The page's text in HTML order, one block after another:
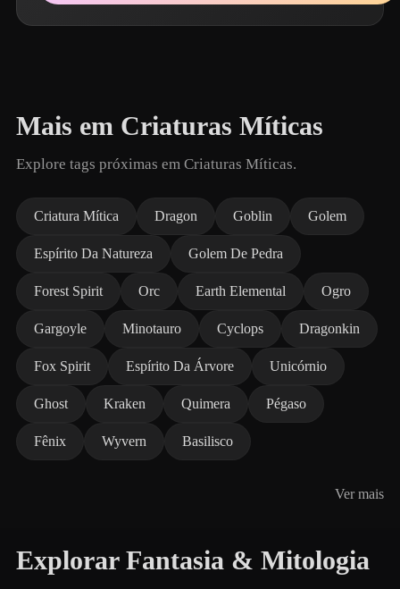
Mais em Criaturas Míticas
Explore tags próximas em Criaturas Míticas.
Criatura Mítica Dragon Goblin Golem
Espírito Da Natureza Golem De Pedra
Forest Spirit Orc Earth Elemental Ogro
Gargoyle Minotauro Cyclops Dragonkin
Fox Spirit Espírito Da Árvore Unicórnio
Ghost Kraken Quimera Pégaso
Fênix Wyvern Basilisco
Ver mais
Explorar Fantasia & Mitologia